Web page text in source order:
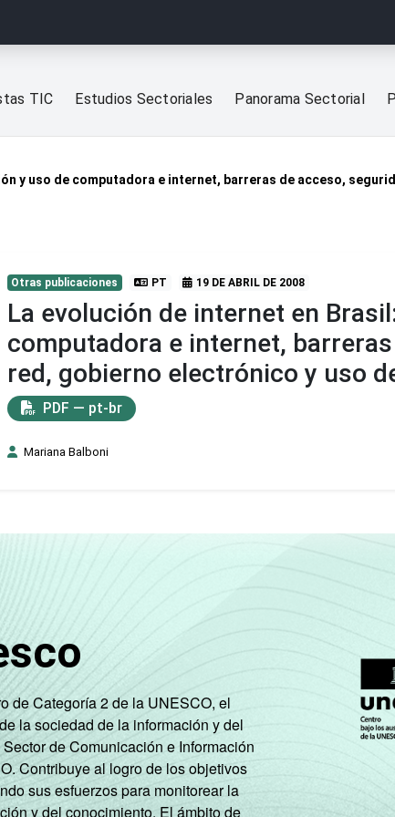
TIC Estudios Sectoriales Panorama Sectorial
y uso de computadora e internet, barreras de acceso,
Otras publicaciones PT 19 DE ABRIL DE 2008
La evolución de internet en
computadora e internet,
red, gobierno electrónico y uso
PDF — pt-br
Mariana Balboni
de Categoría 2 de la UNESCO, el
la sociedad de la información y del
de Comunicación e Información
Contribuye al logro de los objetivos
sus esfuerzos para monitorear la
y del conocimiento. El ámbito de